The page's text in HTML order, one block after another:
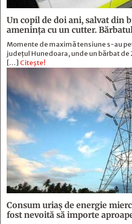
Un copil de doi ani, salvat din
amenința cu un cutter.
Momente de maximă tensiune s-au
județul Hunedoara, unde un bărbat
[…] Citește!
Consum uriaș de energie
fost nevoită să importe